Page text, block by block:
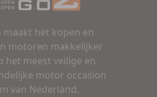
maakt het kopen en
motoren makkelijker
het meest veilige en
motor occasion
van Nederland.